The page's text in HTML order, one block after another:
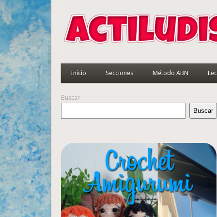
Inicio Secciones Método ABN
Buscar
Buscar